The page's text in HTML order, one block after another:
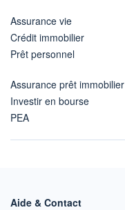
Assurance vie
Crédit immobilier
Prêt personnel
Assurance prêt immobilier
Investir en bourse
PEA
Aide & Contact